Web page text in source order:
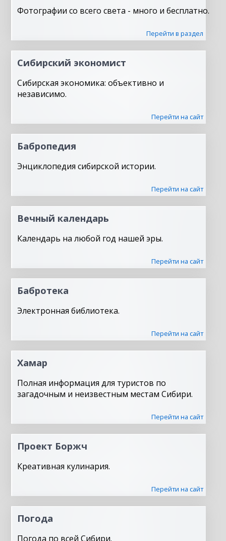
Фотографии со всего света - много и бесплатно.
Перейти в раздел
Сибирский экономист
Сибирская экономика: объективно и
независимо.
Перейти на сайт
Бабропедия
Энциклопедия сибирской истории.
Перейти на сайт
Вечный календарь
Календарь на любой год нашей эры.
Перейти на сайт
Бабротека
Электронная библиотека.
Перейти на сайт
Хамар
Полная информация для туристов по
загадочным и неизвестным местам Сибири.
Перейти на сайт
Проект Боржч
Креативная кулинария.
Перейти на сайт
Погода
Погода по всей Сибири.